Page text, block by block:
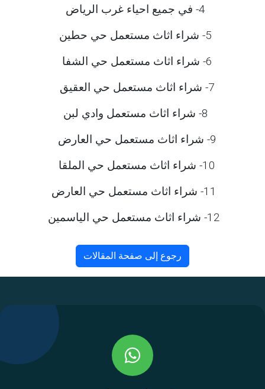
4- في جميع احياء غرب الرياض
5- شراء اثاث مستعمل حي حطين
6- شراء اثاث مستعمل حي الشفا
7- شراء اثاث مستعمل حي العقيق
8- شراء اثاث مستعمل وادي لبن
9- شراء اثاث مستعمل حي العارض
10- شراء اثاث مستعمل حي الملقا
11- شراء اثاث مستعمل حي العارض
12- شراء اثاث مستعمل حي الياسمين
رجوع إلى صفحة المقالات